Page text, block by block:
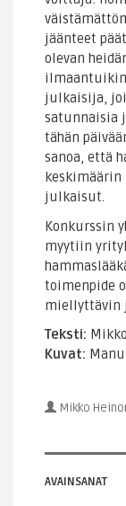
jäänteet
olevan
julkaisija,
satunnaisia
tähän
sanoa, että
julkaisut.
Konkurssin
myytiin
toimenpide
miellyttävin
Teksti:
Kuvat:
Mikko
AVAINSANAT